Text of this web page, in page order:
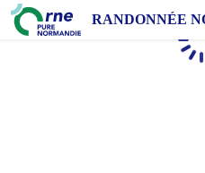
RANDONNÉE